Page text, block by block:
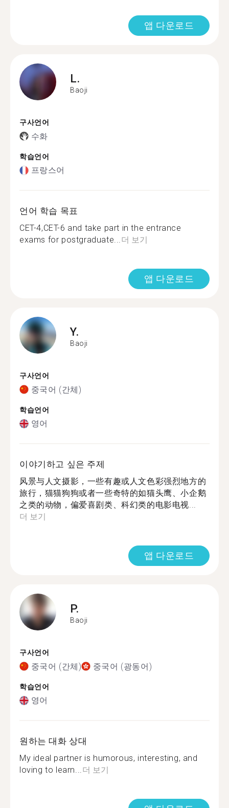
앱 다운로드
L.
Baoji
구사언어
수화
학습언어
프랑스어
언어 학습 목표
CET-4,CET-6 and take part in the entrance
exams for postgraduate...더 보기
앱 다운로드
Y.
Baoji
구사언어
중국어 (간체)
학습언어
영어
이야기하고 싶은 주제
风景与人文摄影，一些有趣或人文色彩强烈地方的
旅行，猫猫狗狗或者一些奇特的如猫头鹰、小企鹅
之类的动物，偏爱喜剧类、科幻类的电影电视...
더 보기
앱 다운로드
P.
Baoji
구사언어
중국어 (간체) 중국어 (광동어)
학습언어
영어
원하는 대화 상대
My ideal partner is humorous, interesting, and
loving to learn...더 보기